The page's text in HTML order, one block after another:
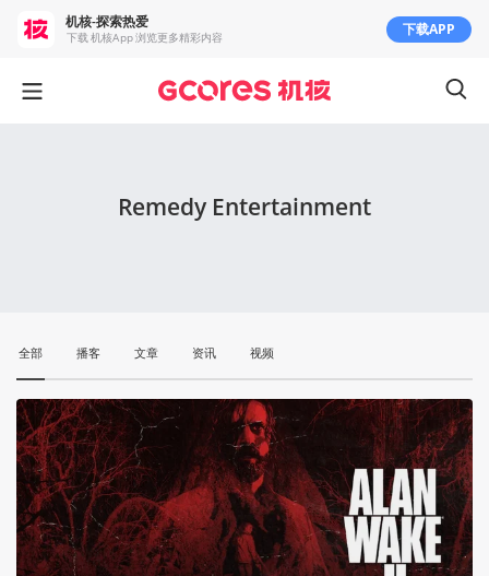
Remedy Entertainment
全部 播客 文章 资讯 视频
机核-探索热爱
下载 机核App 浏览更多精彩内容 下载APP